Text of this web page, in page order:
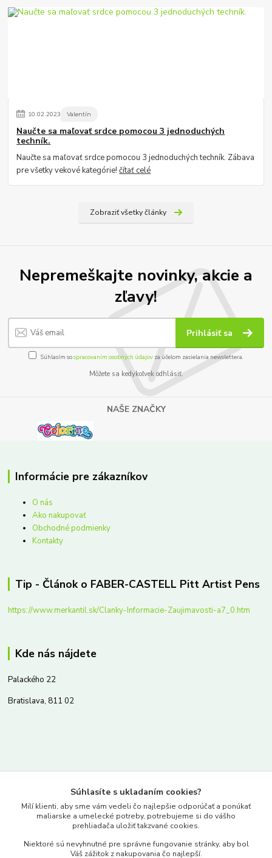
10.02.2023 Valentín
Naučte sa maľovať srdce pomocou 3 jednoduchých
techník.
Naučte sa maľovať srdce pomocou 3 jednoduchých techník. Zábava
pre všetky vekové kategórie!čítať celé
Zobraziť všetky články
Nepremeškajte novinky, akcie a
zľavy!
Prihlásiť sa
Súhlasím sospracovaním osobných údajov za účelom zasielania newslettera.
Môžete sa kedykoľvek odhlásiť.
NAŠE ZNAČKY
Informácie pre zákazníkov
O nás
Ako nakupovať
Obchodné podmienky
Kontakty
Tip - Článok o FABER-CASTELL Pitt Artist Pens
https://www.merkantil.sk/Clanky-Informacie-Zaujimavosti-a7_0.htm
Kde nás nájdete
Palackého 22
Bratislava, 811 02
www.merkantil.sk
Pondelok-Piatok: 9.00-17.00hod.
Súhlasíte s ukladaním cookies?
Milí klienti, aby sme vám vedeli čo najlepšie odporúčať a ponúkať
maliarske a umelecké potreby, potrebujeme si do vášho
prehliadača uložiť takzvané cookies.
Niektoré sú nevyhnutné pre správne fungovanie stránky, aby bol
Váš zážitok z nakupovania čo najlepší.